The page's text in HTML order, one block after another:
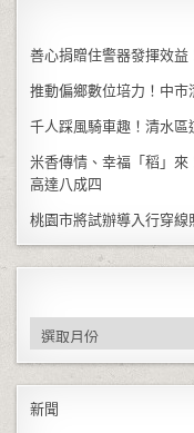
善心捐贈住警器發揮效
推動偏鄉數位培力！中市
千人踩風騎車趣！清水
米香傳情、幸福「稻」
高達八成四
桃園市將試辦導入行穿
彙整
新聞